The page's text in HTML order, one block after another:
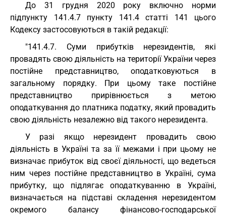
До 31 грудня 2020 року включно норми
підпункту 141.4.7 пункту 141.4 статті 141 цього
Кодексу застосовуються в такій редакції:
"141.4.7. Суми прибутків нерезидентів, які
провадять свою діяльність на території України через
постійне представництво, оподатковуються в
загальному порядку. При цьому таке постійне
представництво прирівнюється з метою
оподаткування до платника податку, який провадить
свою діяльність незалежно від такого нерезидента.
У разі якщо нерезидент провадить свою
діяльність в Україні та за її межами і при цьому не
визначає прибуток від своєї діяльності, що ведеться
ним через постійне представництво в Україні, сума
прибутку, що підлягає оподаткуванню в Україні,
визначається на підставі складення нерезидентом
окремого балансу фінансово-господарської